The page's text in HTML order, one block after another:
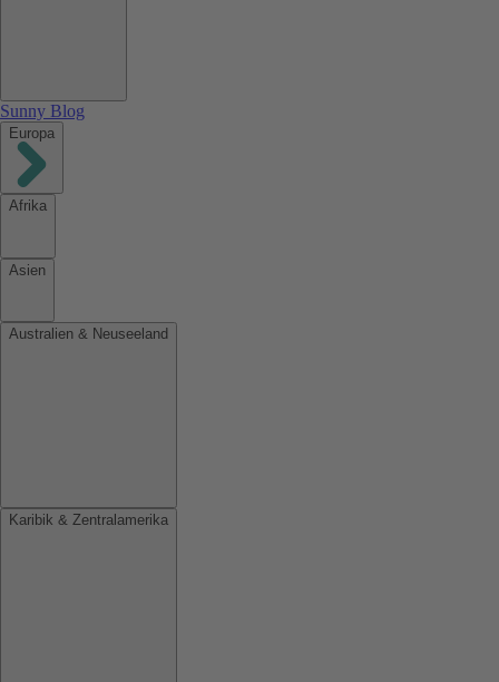
Sunny Blog
Europa
Afrika
Asien
Australien & Neuseeland
Karibik & Zentralamerika